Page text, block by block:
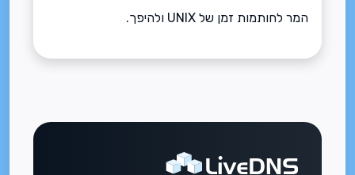
המר לחותמות זמן של UNIX ולהיפך.